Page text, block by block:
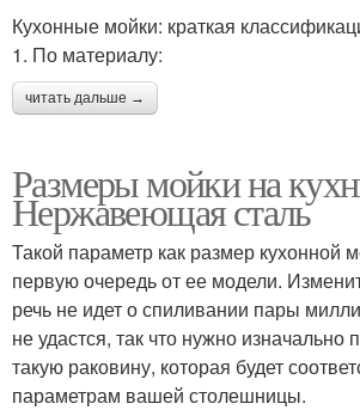
Кухонные мойки: краткая
1. По материалу:
читать дальше →
Размеры мойки на
Нержавеющая сталь
Такой параметр как размер кухонной
первую очередь от ее модели.
речь не идет о спиливании пары
не удастся, так что нужно изначально
такую раковину, которая будет
параметрам вашей столешницы.